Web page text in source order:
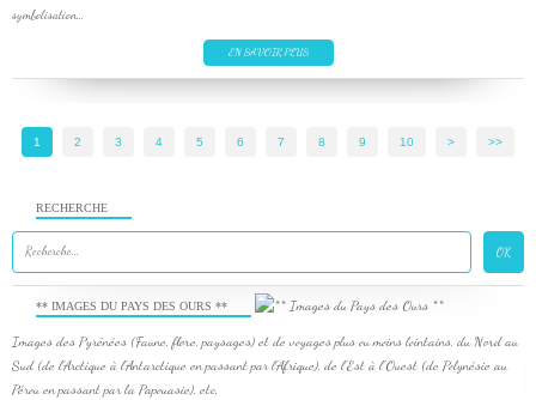
symbolisation...
EN SAVOIR PLUS
1 2 3 4 5 6 7 8 9 10 > >>
RECHERCHE
** IMAGES DU PAYS DES OURS **
Images des Pyrénées (Faune, flore, paysages) et de voyages plus ou moins lointains, du Nord au
Sud (de l'Arctique à l'Antarctique en passant par l'Afrique), de l'Est à l'Ouest (de Polynésie au
Pérou en passant par la Papouasie), etc.